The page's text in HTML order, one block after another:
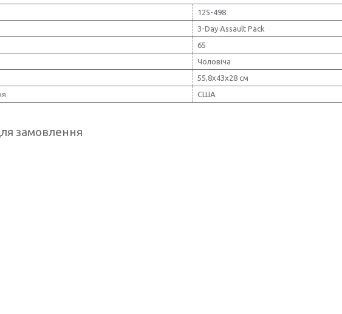
125-498
3-Day Assault Pack
65
Чоловіча
55,8х43х28 см
США
замовлення